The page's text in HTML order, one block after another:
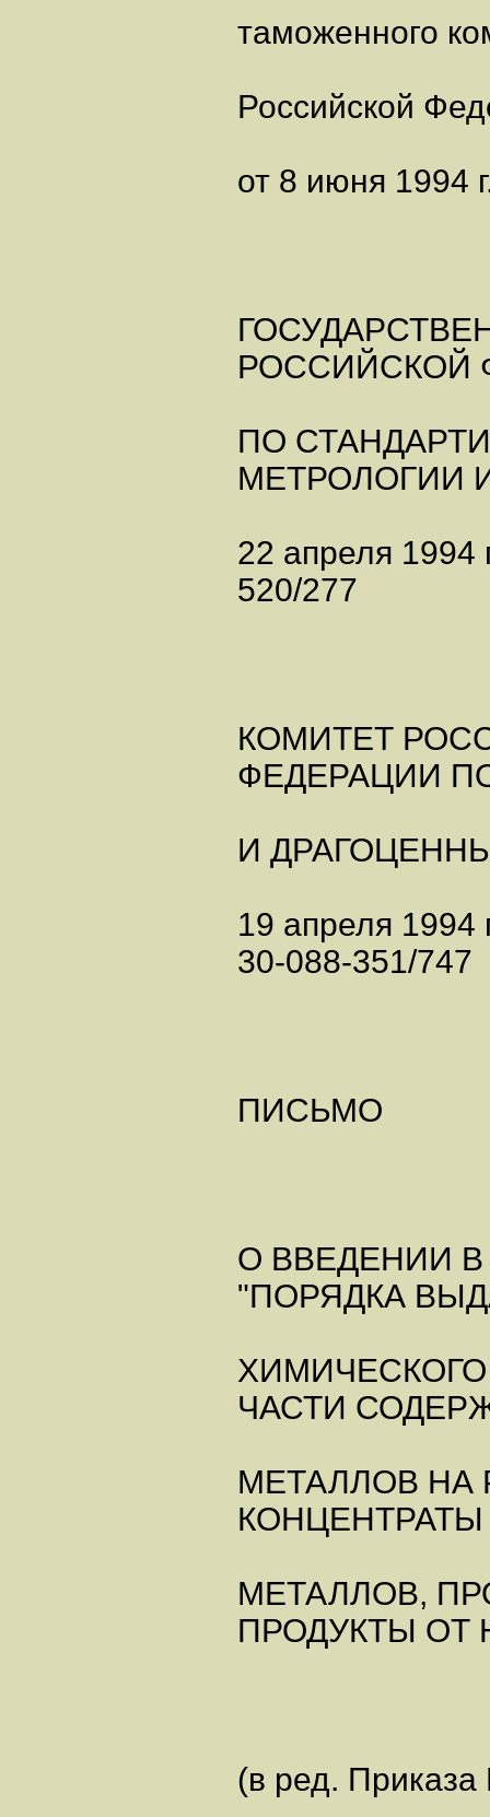
таможенного
Российской
от 8 июня 1994
РОССИЙСКОЙ
ПО
МЕТРОЛОГИИ
22 апреля 1994
520/277
КОМИТЕТ
ФЕДЕРАЦИИ
И
19 апреля 1994
30-088-351/747
ПИСЬМО
О ВВЕДЕНИИ
"ПОРЯДКА
ЧАСТИ
МЕТАЛЛОВ НА
МЕТАЛЛОВ,
ПРОДУКТЫ ОТ
(в ред.